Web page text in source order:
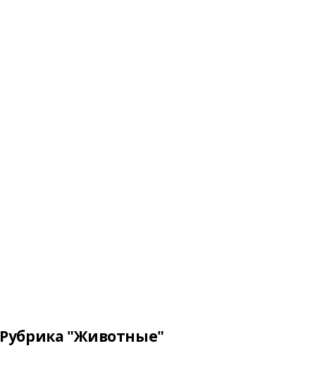
Рубрика "Животные"